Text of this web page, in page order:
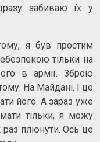
забиваю їх у
я був простим
тільки на
в армії. Зброю
На Майдані. І це
його. А зараз уже
тільки, я можу
раз плюнути. Ось це